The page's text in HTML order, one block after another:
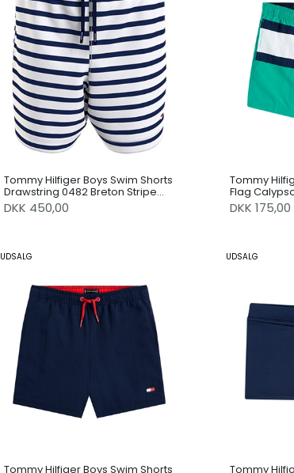
Tommy Hilfiger Boys Swim Shorts
Drawstring 0482 Breton Stripe
Navy
DKK 450,00
Tommy
Flag
DKK 175,00
UDSALG
Tommy Hilfiger Boys Swim Shorts
UDSALG
Tommy